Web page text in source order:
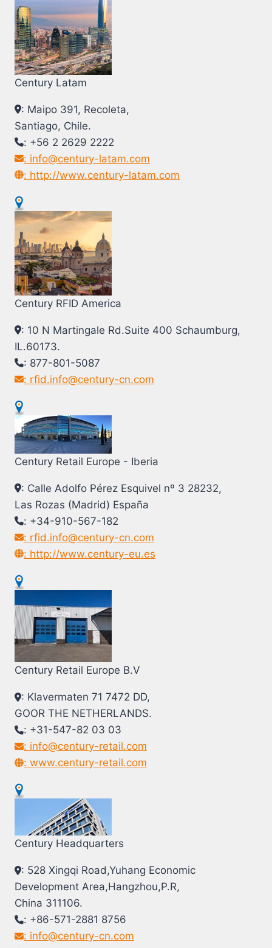
Century Latam
: Maipo 391, Recoleta,
Santiago, Chile.
: +56 2 2629 2222
: info@century-latam.com
: http://www.century-latam.com
Century RFID America
: 10 N Martingale Rd.Suite 400 Schaumburg,
IL.60173.
: 877-801-5087
: rfid.info@century-cn.com
Century Retail Europe - Iberia
: Calle Adolfo Pérez Esquivel nº 3 28232,
Las Rozas (Madrid) España
: +34-910-567-182
: rfid.info@century-cn.com
: http://www.century-eu.es
Century Retail Europe B.V
: Klavermaten 71 7472 DD,
GOOR THE NETHERLANDS.
: +31-547-82 03 03
: info@century-retail.com
: www.century-retail.com
Century Headquarters
: 528 Xingqi Road,Yuhang Economic
Development Area,Hangzhou,P.R,
China 311106.
: +86-571-2881 8756
: info@century-cn.com